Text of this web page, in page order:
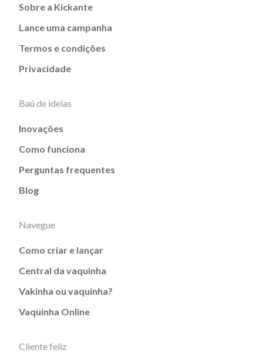
Sobre a Kickante
Lance uma campanha
Termos e condições
Privacidade
Baú de ideias
Inovações
Como funciona
Perguntas frequentes
Blog
Navegue
Como criar e lançar
Central da vaquinha
Vakinha ou vaquinha?
Vaquinha Online
Cliente feliz